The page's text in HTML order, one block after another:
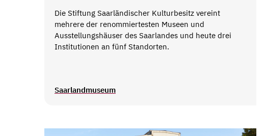
Die Stiftung Saarländischer Kulturbesitz vereint
mehrere der renommiertesten Museen und
Ausstellungshäuser des Saarlandes und heute drei
Institutionen an fünf Standorten.
Saarlandmuseum